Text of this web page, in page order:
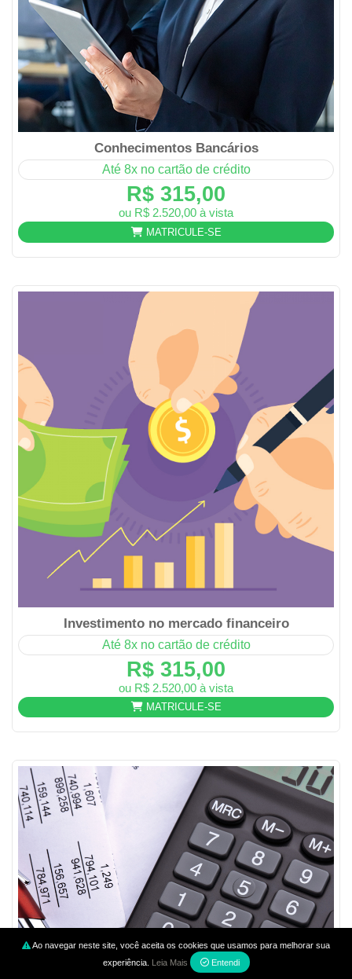
Ao navegar neste site, você aceita os cookies que usamos para melhorar sua
experiência. Leia Mais Entendi
Conhecimentos Bancários
Até 8x no cartão de crédito
R$ 315,00
ou R$ 2.520,00 à vista
MATRICULE-SE
Investimento no mercado financeiro
Até 8x no cartão de crédito
R$ 315,00
ou R$ 2.520,00 à vista
MATRICULE-SE